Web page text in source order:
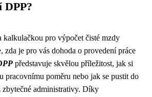
DPP?
kalkulačkou pro výpočet čisté mzdy
zda je pro vás dohoda o provedení práce
představuje skvělou příležitost, jak si
pracovnímu poměru nebo jak se pustit do
zbytečné administrativy. Díky